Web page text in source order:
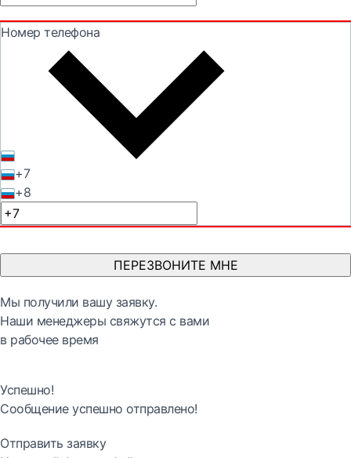
Номер телефона
+7
+8
ПЕРЕЗВОНИТЕ МНЕ
Мы получили вашу заявку.
Наши менеджеры свяжутся с вами
в рабочее время
Успешно!
Сообщение успешно отправлено!
Отправить заявку